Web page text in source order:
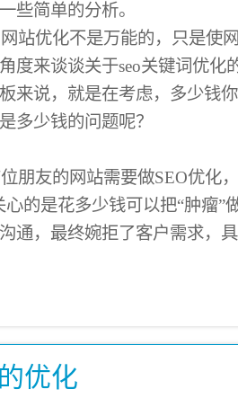
些简单的分析。
优化不是万能的，只是使
度来谈谈关于seo关键词优化
来说，就是在考虑，多少钱
多少钱的问题呢？
友的网站需要做SEO优化，
心的是花多少钱可以把“肿瘤”
通，最终婉拒了客户需求，
优化